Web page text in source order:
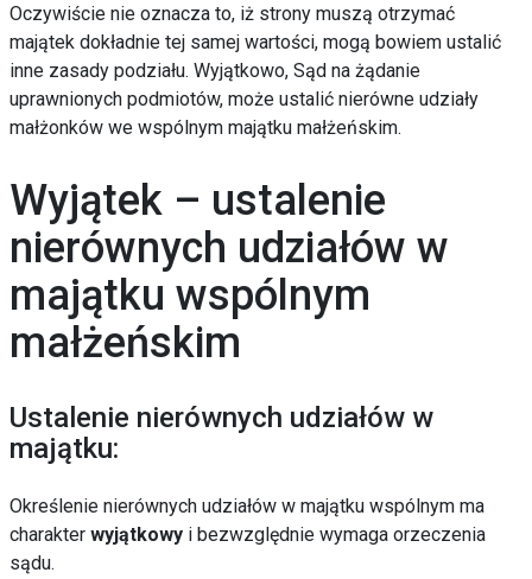
Oczywiście nie oznacza to, iż strony muszą otrzymać
majątek dokładnie tej samej wartości, mogą bowiem ustalić
inne zasady podziału. Wyjątkowo, Sąd na żądanie
uprawnionych podmiotów, może ustalić nierówne udziały
małżonków we wspólnym majątku małżeńskim.
Wyjątek – ustalenie
nierównych udziałów w
majątku wspólnym
małżeńskim
Ustalenie nierównych udziałów w
majątku:
Określenie nierównych udziałów w majątku wspólnym ma
charakter wyjątkowy i bezwzględnie wymaga orzeczenia
sądu.